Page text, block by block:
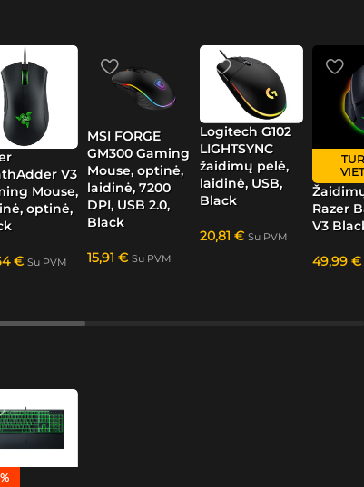
V3
Mouse,
optinė,
€ Su PVM
MSI FORGE
GM300 Gaming
Mouse, optinė,
laidinė, 7200
DPI, USB 2.0,
Black
15,91 € Su PVM
Logitech G102
LIGHTSYNC
žaidimų pelė,
laidinė, USB,
Black
20,81 € Su PVM
Razer
V3
49,99 €